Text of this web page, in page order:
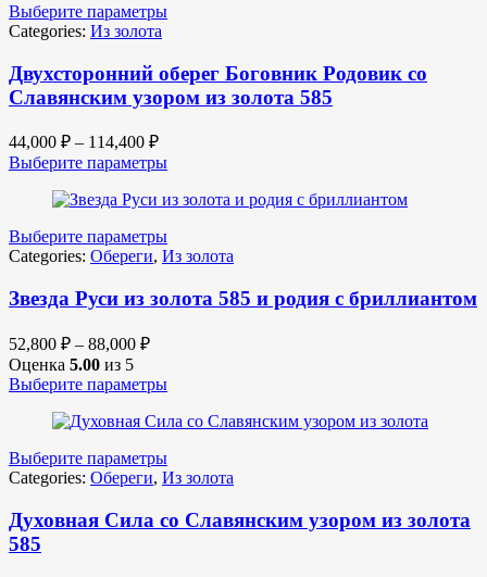
Выберите параметры
Categories: Из золота
Двухсторонний оберег Боговник Родовик со
Славянским узором из золота 585
44,000 ₽ – 114,400 ₽
Выберите параметры
Выберите параметры
Categories: Обереги, Из золота
Звезда Руси из золота 585 и родия с бриллиантом
52,800 ₽ – 88,000 ₽
Оценка 5.00 из 5
Выберите параметры
Выберите параметры
Categories: Обереги, Из золота
Духовная Сила со Славянским узором из золота
585